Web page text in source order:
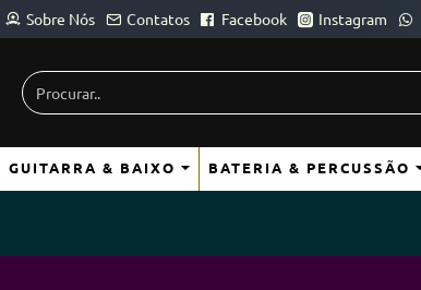
Sobre Nós Contatos Facebook Instagram
Procurar..
GUITARRA & BAIXO BATERIA & PERCUSSÃO